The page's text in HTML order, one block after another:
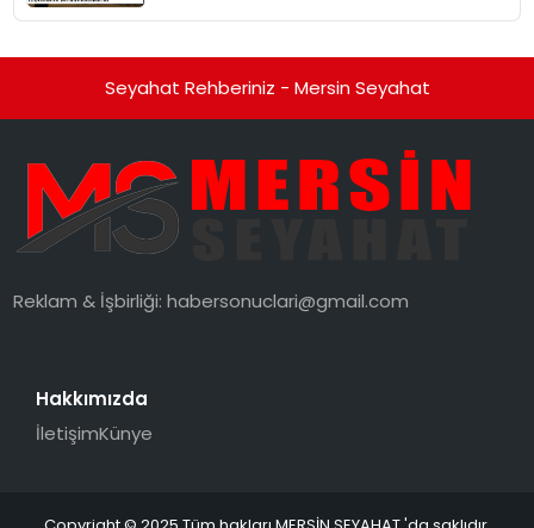
Seyahat Rehberiniz - Mersin Seyahat
Reklam & İşbirliği:habersonuclari@gmail.com
Hakkımızda
İletişimKünye